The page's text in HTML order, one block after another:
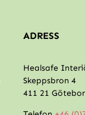
ADRESS
Healsafe
Skeppsbron 4
411 21